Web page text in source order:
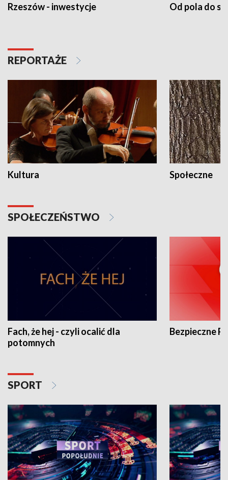
Rzeszów - inwestycje Od pola do
REPORTAŻE
Kultura Społeczne
SPOŁECZEŃSTWO
Fach, że hej - czyli ocalić dla
potomnych
Bezpieczne
SPORT